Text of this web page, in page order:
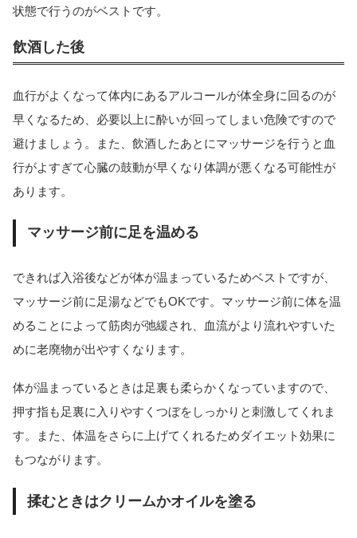
状態で行うのがベストです。
飲酒した後
血行がよくなって体内にあるアルコールが体全身に回るのが
早くなるため、必要以上に酔いが回ってしまい危険ですので
避けましょう。また、飲酒したあとにマッサージを行うと血
行がよすぎて心臓の鼓動が早くなり体調が悪くなる可能性が
あります。
マッサージ前に足を温める
できれば入浴後などが体が温まっているためベストですが、
マッサージ前に足湯などでもOKです。マッサージ前に体を温
めることによって筋肉が弛緩され、血流がより流れやすいた
めに老廃物が出やすくなります。
体が温まっているときは足裏も柔らかくなっていますので、
押す指も足裏に入りやすくつぼをしっかりと刺激してくれま
す。また、体温をさらに上げてくれるためダイエット効果に
もつながります。
揉むときはクリームかオイルを塗る